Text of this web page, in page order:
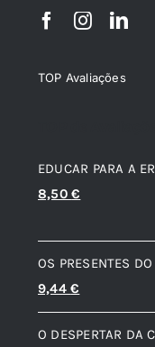
TOP Avaliações
EDUCAR PARA A
O
original
era:
9,44 €.
8,50€
atual
é:
8,50 €.
OS PRESENTES
O
preço
original
9,44€
preço
atual
O DESPERTAR DA